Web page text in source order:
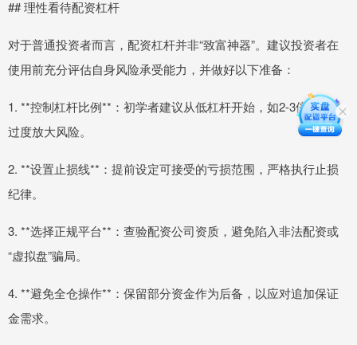
## 理性看待配资杠杆
对于普通投资者而言，配资杠杆并非“致富神器”。建议投资者在
使用前充分评估自身风险承受能力，并做好以下准备：
1. **控制杠杆比例**：初学者建议从低杠杆开始，如2-3倍，避免
过度放大风险。
2. **设置止损线**：提前设定可接受的亏损范围，严格执行止损
纪律。
3. **选择正规平台**：查验配资公司资质，避免陷入非法配资或
“虚拟盘”骗局。
4. **避免全仓操作**：保留部分资金作为后备，以应对追加保证
金需求。